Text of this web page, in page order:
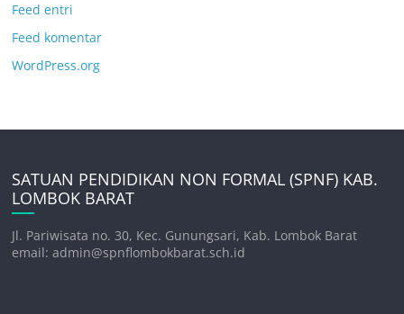
Feed entri
Feed komentar
WordPress.org
SATUAN PENDIDIKAN NON FORMAL (SPNF) KAB.
LOMBOK BARAT
Jl. Pariwisata no. 30, Kec. Gunungsari, Kab. Lombok Barat
email: admin@spnflombokbarat.sch.id